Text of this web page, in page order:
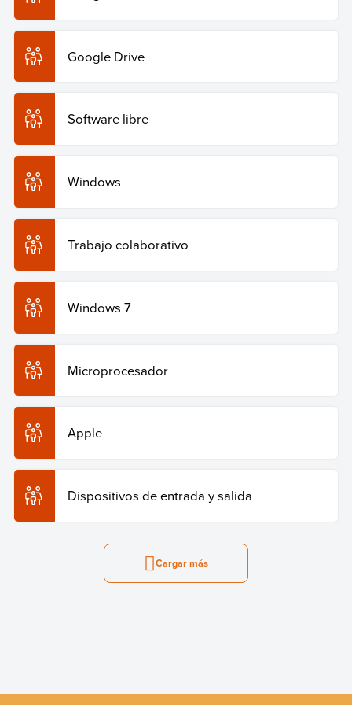
Google Drive
Software libre
Windows
Trabajo colaborativo
Windows 7
Microprocesador
Apple
Dispositivos de entrada y salida
Cargar más